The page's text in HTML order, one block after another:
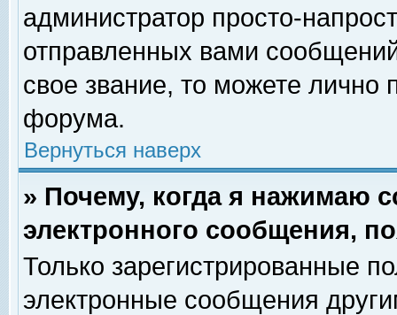
администратор просто-
отправленных вами
свое звание, то можете лично
форума.
Вернуться наверх
» Почему, когда я нажимаю
электронного сообщения,
Только зарегистрированные
электронные сообщения